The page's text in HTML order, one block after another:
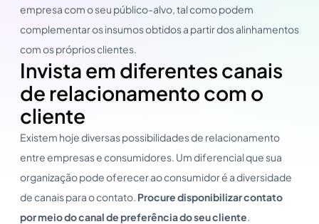
empresa com o seu público-alvo, tal como podem
complementar os insumos obtidos a partir dos alinhamentos
com os próprios clientes.
Invista em diferentes canais
de relacionamento com o
cliente
Existem hoje diversas possibilidades de relacionamento
entre empresas e consumidores. Um diferencial que sua
organização pode oferecer ao consumidor é a diversidade
de canais para o contato. Procure disponibilizar contato
por meio do canal de preferência do seu cliente.